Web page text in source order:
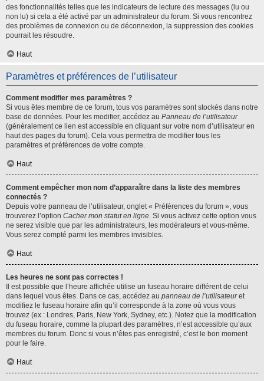
des fonctionnalités telles que les indicateurs de lecture des messages (lu ou
non lu) si cela a été activé par un administrateur du forum. Si vous rencontrez
des problèmes de connexion ou de déconnexion, la suppression des cookies
pourrait les résoudre.
Haut
Paramètres et préférences de l’utilisateur
Comment modifier mes paramètres ?
Si vous êtes membre de ce forum, tous vos paramètres sont stockés dans notre
base de données. Pour les modifier, accédez au Panneau de l’utilisateur
(généralement ce lien est accessible en cliquant sur votre nom d’utilisateur en
haut des pages du forum). Cela vous permettra de modifier tous les
paramètres et préférences de votre compte.
Haut
Comment empêcher mon nom d’apparaître dans la liste des membres
connectés ?
Depuis votre panneau de l’utilisateur, onglet « Préférences du forum », vous
trouverez l’option Cacher mon statut en ligne. Si vous activez cette option vous
ne serez visible que par les administrateurs, les modérateurs et vous-même.
Vous serez compté parmi les membres invisibles.
Haut
Les heures ne sont pas correctes !
Il est possible que l’heure affichée utilise un fuseau horaire différent de celui
dans lequel vous êtes. Dans ce cas, accédez au panneau de l’utilisateuret
modifiez le fuseau horaire afin qu’il corresponde à la zone où vous vous
trouvez (ex : Londres, Paris, New York, Sydney, etc.). Notez que la modification
du fuseau horaire, comme la plupart des paramètres, n’est accessible qu’aux
membres du forum. Donc si vous n’êtes pas enregistré, c’est le bon moment
pour le faire.
Haut